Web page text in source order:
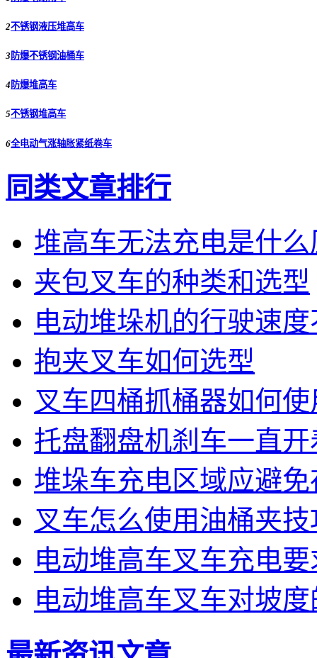
2不锈钢液压堆高车
3 防爆不锈钢油桶车
4 防爆堆高车
5不锈钢堆高车
6全电动气涨轴胀紧纸卷车
同类文章排行
堆高车无法充电是什么
夹包叉车的种类和选型
电动堆垛机的行驶速
抱夹叉车如何选型
叉车四桶抓桶器如何使
托盘翻盘机刹车一直
堆垛车充电区域应避
叉车怎么使用油桶夹技
电动堆高车叉车充电要
电动堆高车叉车对坡